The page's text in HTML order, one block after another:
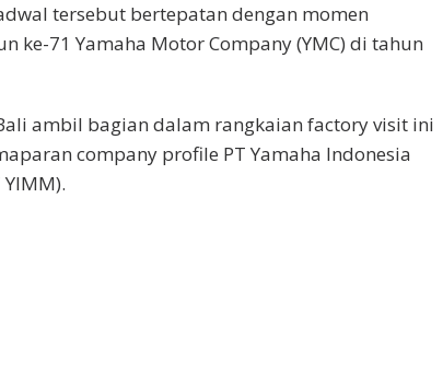
tersebut bertepatan dengan momen
ke-71 Yamaha Motor Company (YMC) di tahun
ambil bagian dalam rangkaian factory visit ini
company profile PT Yamaha Indonesia